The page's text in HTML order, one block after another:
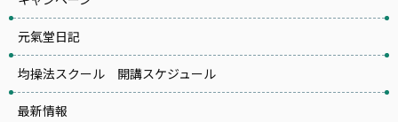
元氣堂日記
均操法スクール 開講スケジュール
最新情報